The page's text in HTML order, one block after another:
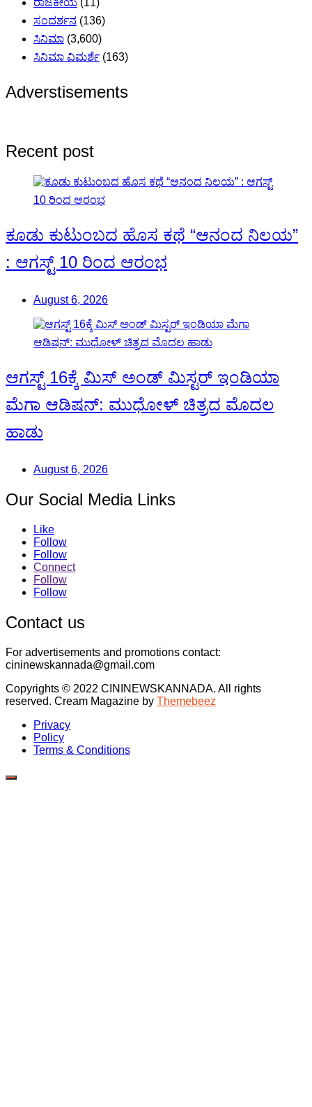
ಸಂದರ್ಶನ (136)
ಸಿನಿಮಾ (3,600)
ಸಿನಿಮಾ ವಿಮರ್ಶೆ (163)
Adverstisements
Recent post
ಕೂಡು ಕುಟುಂಬದ ಹೊಸ ಕಥೆ “ಆನಂದ ನಿಲಯ”
: ಆಗಸ್ಟ್ 10 ರಿಂದ ಆರಂಭ
August 6, 2026
ಆಗಸ್ಟ್ 16ಕ್ಕೆ ಮಿಸ್ ಅಂಡ್ ಮಿಸ್ಟರ್ ಇಂಡಿಯಾ
ಮೆಗಾ ಆಡಿಷನ್: ಮುಧೋಳ್ ಚಿತ್ರದ ಮೊದಲ
ಹಾಡು
August 6, 2026
Our Social Media Links
Like
Follow
Follow
Connect
Follow
Follow
Contact us
For advertisements and promotions contact:
cininewskannada@gmail.com
Copyrights © 2022 CININEWSKANNADA. All rights
reserved. Cream Magazine by Themebeez
Privacy
Policy
Terms & Conditions